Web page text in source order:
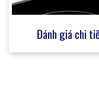
Đánh giá chi